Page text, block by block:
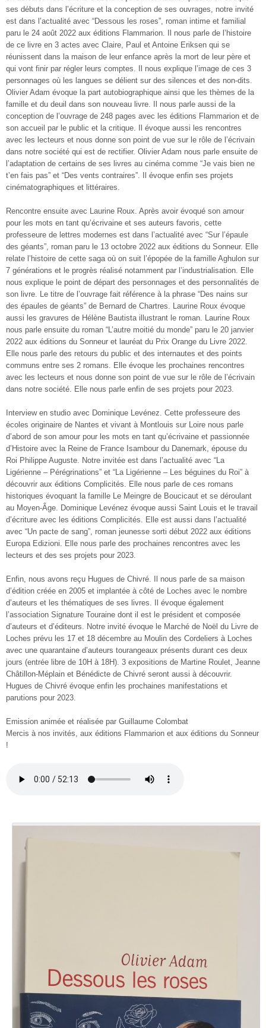
ses débuts dans l’écriture et la conception de ses ouvrages, notre invité
est dans l’actualité avec “Dessous les roses”, roman intime et familial
paru le 24 août 2022 aux éditions Flammarion. Il nous parle de l’histoire
de ce livre en 3 actes avec Claire, Paul et Antoine Eriksen qui se
réunissent dans la maison de leur enfance après la mort de leur père et
qui vont finir par régler leurs comptes. Il nous explique l’image de ces 3
personnages où les langues se délient sur des silences et des non-dits.
Olivier Adam évoque la part autobiographique ainsi que les thèmes de la
famille et du deuil dans son nouveau livre. Il nous parle aussi de la
conception de l’ouvrage de 248 pages avec les éditions Flammarion et de
son accueil par le public et la critique. Il évoque aussi les rencontres
avec les lecteurs et nous donne son point de vue sur le rôle de l’écrivain
dans notre société qui est de rectifier. Olivier Adam nous parle ensuite de
l’adaptation de certains de ses livres au cinéma comme “Je vais bien ne
t’en fais pas” et “Des vents contraires”. Il évoque enfin ses projets
cinématographiques et littéraires.
Rencontre ensuite avec Laurine Roux. Après avoir évoqué son amour
pour les mots en tant qu’écrivaine et ses auteurs favoris, cette
professeure de lettres modernes est dans l’actualité avec “Sur l’épaule
des géants”, roman paru le 13 octobre 2022 aux éditions du Sonneur. Elle
relate l’histoire de cette saga où on suit l’épopée de la famille Aghulon sur
7 générations et le progrès réalisé notamment par l’industrialisation. Elle
nous explique le point de départ des personnages et des personnalités de
son livre. Le titre de l’ouvrage fait référence à la phrase “Des nains sur
des épaules de géants” de Bernard de Chartres. Laurine Roux évoque
aussi les gravures de Hélène Bautista illustrant le roman. Laurine Roux
nous parle ensuite du roman “L’autre moitié du monde” paru le 20 janvier
2022 aux éditions du Sonneur et lauréat du Prix Orange du Livre 2022.
Elle nous parle des retours du public et des internautes et des points
communs entre ses 2 romans. Elle évoque les prochaines rencontres
avec les lecteurs et nous donne son point de vue sur le rôle de l’écrivain
dans notre société. Elle nous parle enfin de ses projets pour 2023.
Interview en studio avec Dominique Levénez. Cette professeure des
écoles originaire de Nantes et vivant à Montlouis sur Loire nous parle
d’abord de son amour pour les mots en tant qu’écrivaine et passionnée
d’Histoire avec la Reine de France Isambour du Danemark, épouse du
Roi Philippe Auguste. Notre invitée est dans l’actualité avec “La
Ligérienne – Pérégrinations” et “La Ligérienne – Les béguines du Roi” à
découvrir aux éditions Complicités. Elle nous parle de ces romans
historiques évoquant la famille Le Meingre de Boucicaut et se déroulant
au Moyen-Âge. Dominique Levénez évoque aussi Saint Louis et le travail
d’écriture avec les éditions Complicités. Elle est aussi dans l’actualité
avec “Un pacte de sang”, roman jeunesse sorti début 2022 aux éditions
Europa Edizioni. Elle nous parle des prochaines rencontres avec les
lecteurs et des ses projets pour 2023.
Enfin, nous avons reçu Hugues de Chivré. Il nous parle de sa maison
d’édition créée en 2005 et implantée à côté de Loches avec le nombre
d’auteurs et les thématiques de ses livres. Il évoque également
l’association Signature Touraine dont il est le président et composée
d’auteurs et d’éditeurs. Notre invité évoque le Marché de Noël du Livre de
Loches prévu les 17 et 18 décembre au Moulin des Cordeliers à Loches
avec une quarantaine d’auteurs tourangeaux présents durant ces deux
jours (entrée libre de 10H à 18H). 3 expositions de Martine Roulet, Jeanne
Châtillon-Méplain et Bénédicte de Chivré seront aussi à découvrir.
Hugues de Chivré évoque enfin les prochaines manifestations et
parutions pour 2023.
Emission animée et réalisée par Guillaume Colombat
Mercis à nos invités, aux éditions Flammarion et aux éditions du Sonneur
!